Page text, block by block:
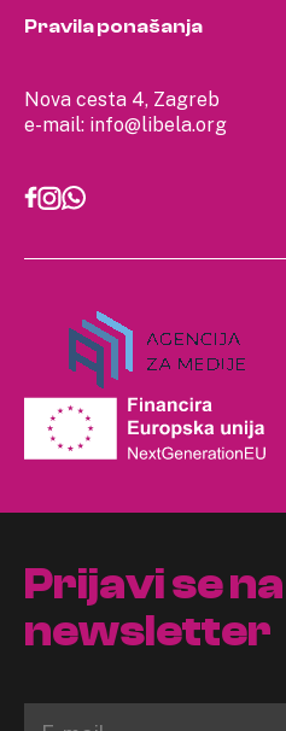
Nova cesta 4, Zagreb
e-mail: info@libela.org
Pravila ponašanja
Prijavi se
newsletter